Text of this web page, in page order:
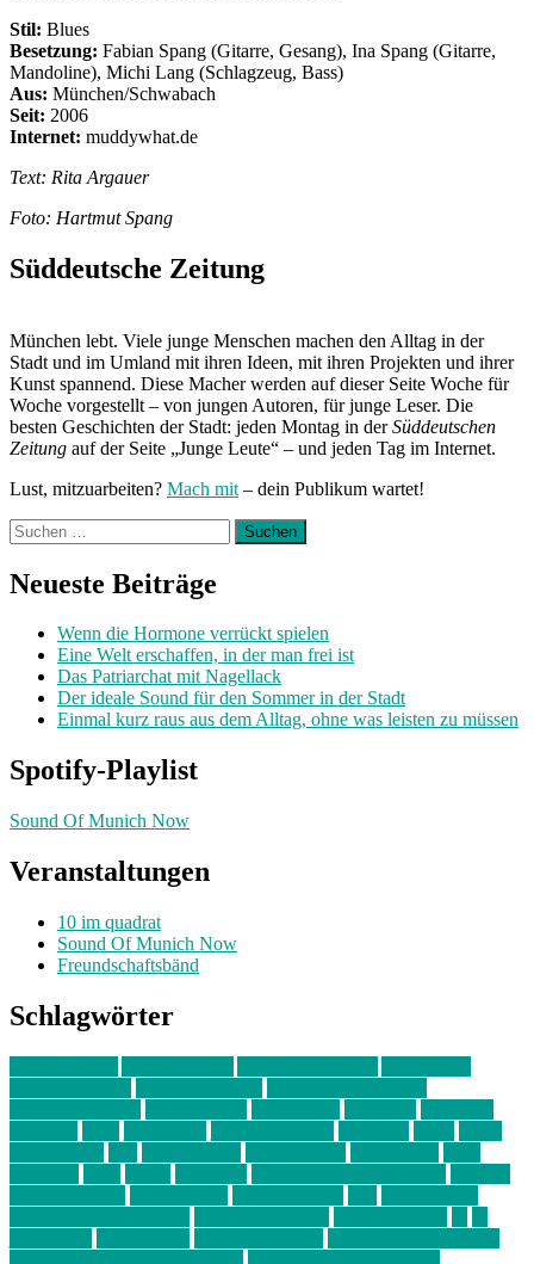
Stil: Blues
Besetzung: Fabian Spang (Gitarre, Gesang), Ina Spang (Gitarre,
Mandoline), Michi Lang (Schlagzeug, Bass)
Aus: München/Schwabach
Seit: 2006
Internet: muddywhat.de
Text: Rita Argauer
Foto: Hartmut Spang
Süddeutsche Zeitung
München lebt. Viele junge Menschen machen den Alltag in der
Stadt und im Umland mit ihren Ideen, mit ihren Projekten und ihrer
Kunst spannend. Diese Macher werden auf dieser Seite Woche für
Woche vorgestellt – von jungen Autoren, für junge Leser. Die
besten Geschichten der Stadt: jeden Montag in derSüddeutschen
Zeitung auf der Seite „Junge Leute“ – und jeden Tag im Internet.
Lust, mitzuarbeiten? Mach mit – dein Publikum wartet!
Suchen
nach:
Neueste Beiträge
Wenn die Hormone verrückt spielen
Eine Welt erschaffen, in der man frei ist
Das Patriarchat mit Nagellack
Der ideale Sound für den Sommer in der Stadt
Einmal kurz raus aus dem Alltag, ohne was leisten zu müssen
Spotify-Playlist
Sound Of Munich Now
Veranstaltungen
10 im quadrat
Sound Of Munich Now
Freundschaftsbänd
Schlagwörter